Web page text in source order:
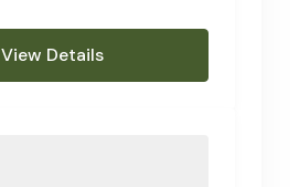
View Details